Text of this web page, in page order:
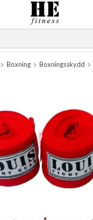
Boxning Boxningsskydd